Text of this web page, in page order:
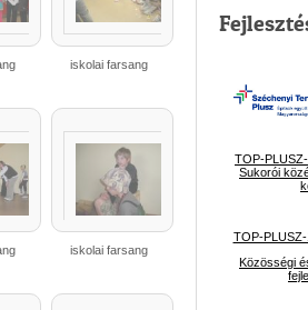
iskolai farsang
iskolai farsang
TOP-
Sukorói
TOP-
Közösségi